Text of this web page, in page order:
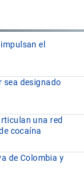
el
sea designado
una red
cocaína
de Colombia y